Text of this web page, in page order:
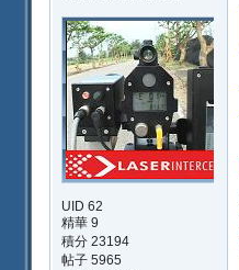
UID 62
精華 9
積分 23194
帖子 5965